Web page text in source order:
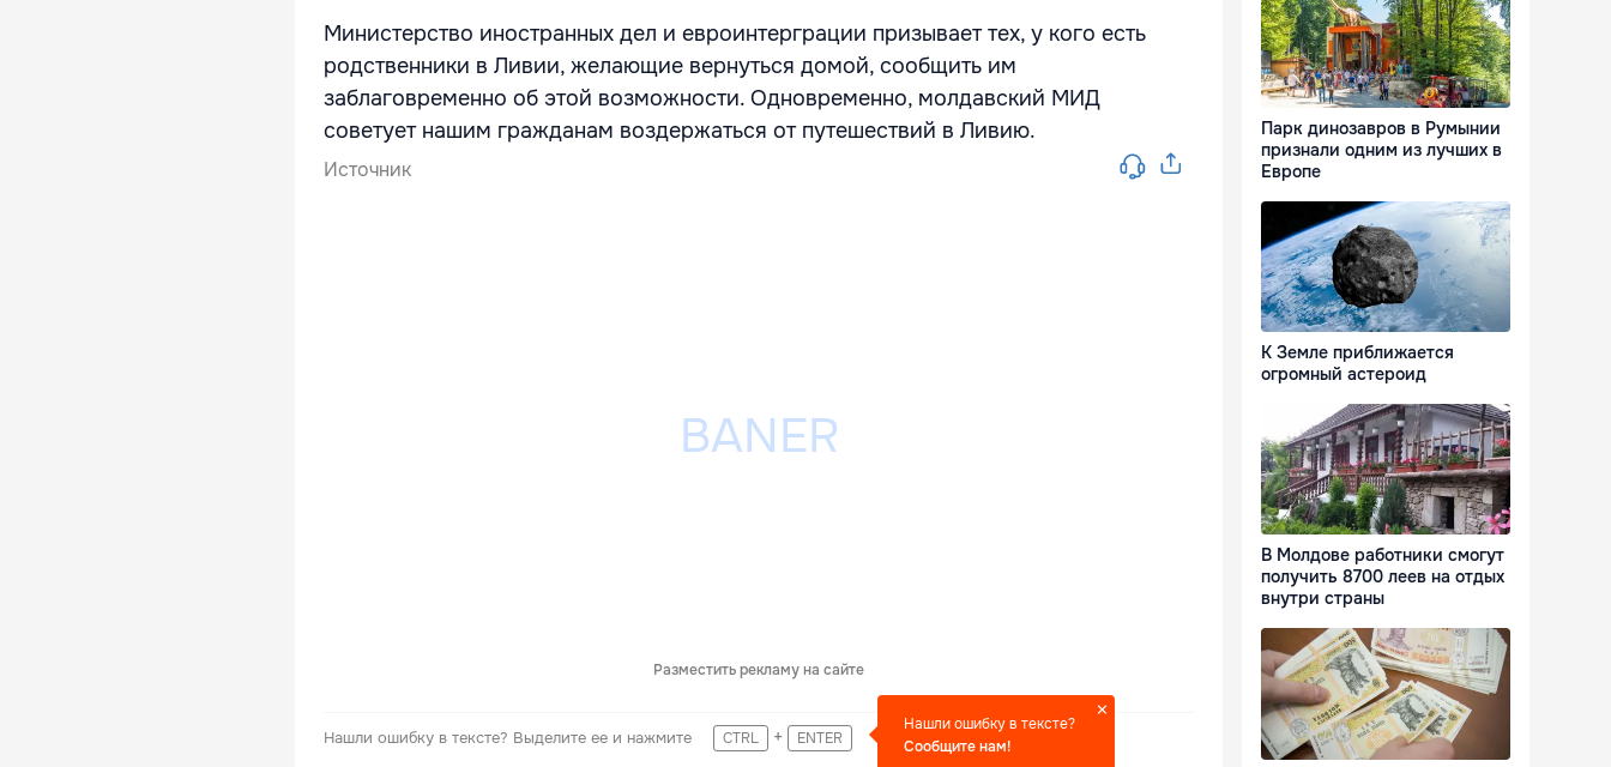
Министерство иностранных дел и евроинтерграции призывает тех, у кого есть
родственники в Ливии, желающие вернуться домой, сообщить им
заблаговременно об этой возможности. Одновременно, молдавский МИД
советует нашим гражданам воздержаться от путешествий в Ливию.
Источник
Разместить рекламу на сайте
Нашли ошибку в тексте? Выделите ее и нажмите CTRL + ENTER
Нашли ошибку в тексте?
Сообщите нам!
Парк динозавров в Румынии
признали одним из лучших в
Европе
К Земле приближается
огромный астероид
В Молдове работники смогут
получить 8700 леев на отдых
внутри страны